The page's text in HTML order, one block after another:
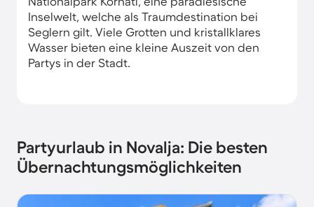
Inselwelt, welche als Traumdestination bei
Seglern gilt. Viele Grotten und kristallklares
Wasser bieten eine kleine Auszeit von den
Partys in der Stadt.
Partyurlaub in Novalja: Die besten
Übernachtungsmöglichkeiten